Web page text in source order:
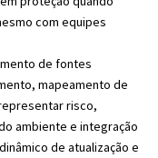
com equipes
de fontes
mapeamento de
risco,
ambiente e integração
de atualização e